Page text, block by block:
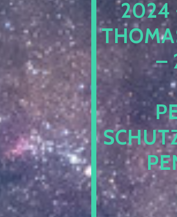
2024
–